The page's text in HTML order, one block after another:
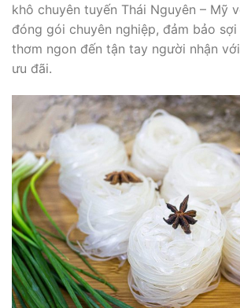
khô chuyên tuyến Thái Nguyên – Mỹ
đóng gói chuyên nghiệp, đảm bảo sợi
thơm ngon đến tận tay người nhận
ưu đãi.